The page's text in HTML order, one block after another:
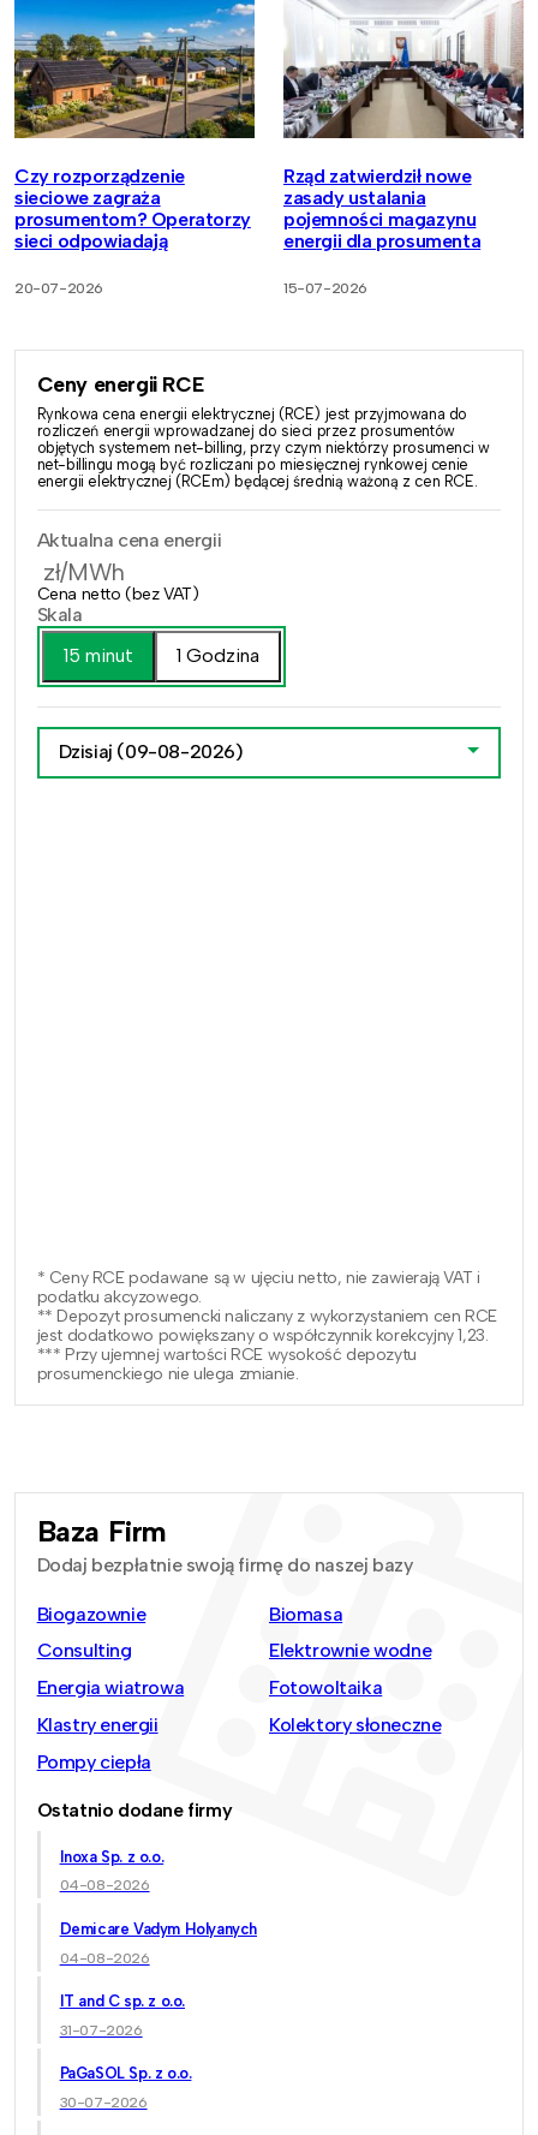
Czy rozporządzenie
sieciowe zagraża
prosumentom? Operatorzy
sieci odpowiadają
20-07-2026
Rząd zatwierdził nowe
zasady ustalania
pojemności magazynu
energii dla prosumenta
15-07-2026
Ceny energii RCE
Rynkowa cena energii elektrycznej (RCE) jest przyjmowana do
rozliczeń energii wprowadzanej do sieci przez prosumentów
objętych systemem net-billing, przy czym niektórzy prosumenci w
net-billingu mogą być rozliczani po miesięcznej rynkowej cenie
energii elektrycznej (RCEm) będącej średnią ważoną z cen RCE.
Aktualna cena energii
zł/MWh
Cena netto (bez VAT)
Skala
15 minut
1 Godzina
Dzisiaj (09-08-2026)
* Ceny RCE podawane są w ujęciu netto, nie zawierają VAT i
podatku akcyzowego.
** Depozyt prosumencki naliczany z wykorzystaniem cen RCE
jest dodatkowo powiększany o współczynnik korekcyjny 1,23.
*** Przy ujemnej wartości RCE wysokość depozytu
prosumenckiego nie ulega zmianie.
Baza Firm
Dodaj bezpłatnie swoją firmę do naszej bazy
Biogazownie
Biomasa
Consulting
Elektrownie wodne
Energia wiatrowa
Fotowoltaika
Klastry energii
Kolektory słoneczne
Pompy ciepła
Ostatnio dodane firmy
Inoxa Sp. z o.o.
04-08-2026
Demicare Vadym Holyanych
04-08-2026
IT and C sp. z o.o.
31-07-2026
PaGaSOL Sp. z o.o.
30-07-2026